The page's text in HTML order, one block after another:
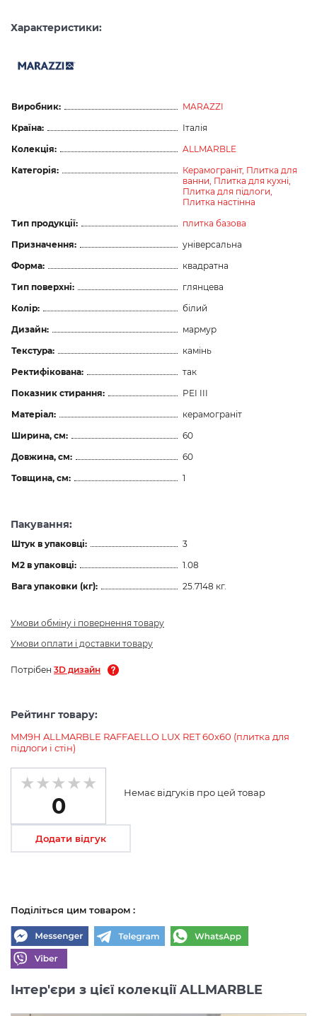
Характеристики:
Виробник:
MARAZZI
Країна:
Італія
Колекція:
ALLMARBLE
Категорія:
Керамограніт, Плитка для
ванни, Плитка для кухні,
Плитка для підлоги,
Плитка настінна
Тип продукції:
плитка базова
Призначення:
універсальна
Форма:
квадратна
Тип поверхні:
глянцева
Колір:
білий
Дизайн:
мармур
Текстура:
камінь
Ректифікована:
так
Показник стирання:
PEI III
Матеріал:
керамограніт
Ширина, см:
60
Довжина, см:
60
Товщина, см:
1
Пакування:
Штук в упаковці:
3
М2 в упаковці:
1.08
Вага упаковки (кг):
25.7148 кг.
Умови обміну і повернення товару
Умови оплати і доставки товару
Потрібен 3D дизайн
Рейтинг товару:
MM9H ALLMARBLE RAFFAELLO LUX RET 60х60 (плитка для
підлоги і стін)
0
Немає відгуків про цей товар
Додати відгук
Поділіться цим товаром :
Інтер'єри з цієї колекції ALLMARBLE